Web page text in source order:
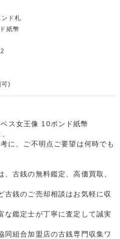
ド札
紙幣
可)
ス女王像 10ポンド紙幣
に、ご不明点ご要望は何時でも
古銭の無料鑑定、高価買取、
古銭のご売却相談はお気軽に収
な鑑定士が丁寧に査定して誠実
同組合加盟店の古銭専門収集ワ